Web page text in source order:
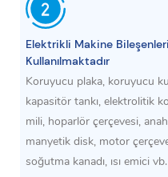
Elektrikli Makine
Kullanılmaktadır
Koruyucu plaka, koruyucu
kapasitör tankı, elektrolitik
mili, hoparlör çerçevesi,
manyetik disk, motor
soğutma kanadı, ısı emici vb.